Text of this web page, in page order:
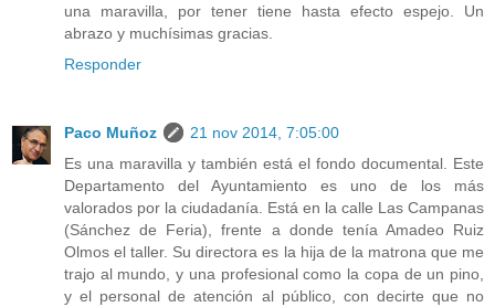
una maravilla, por tener tiene hasta efecto espejo. Un
abrazo y muchísimas gracias.
Responder
Paco Muñoz
21 nov 2014, 7:05:00
Es una maravilla y también está el fondo documental. Este
Departamento del Ayuntamiento es uno de los más
valorados por la ciudadanía. Está en la calle Las Campanas
(Sánchez de Feria), frente a donde tenía Amadeo Ruiz
Olmos el taller. Su directora es la hija de la matrona que me
trajo al mundo, y una profesional como la copa de un pino,
y el personal de atención al público, con decirte que no